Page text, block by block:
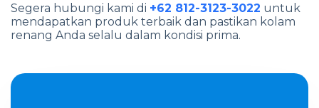
Segera hubungi kami di +62 812-3123-3022 untuk
mendapatkan produk terbaik dan pastikan kolam
renang Anda selalu dalam kondisi prima.